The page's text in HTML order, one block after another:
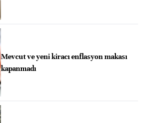
Mevcut ve yeni kiracı enflasyon makası
kapanmadı